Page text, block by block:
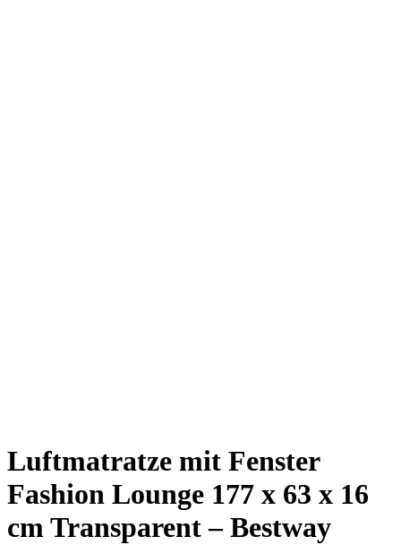
Luftmatratze mit Fenster
Fashion Lounge 177 x 63 x 16
cm Transparent – Bestway